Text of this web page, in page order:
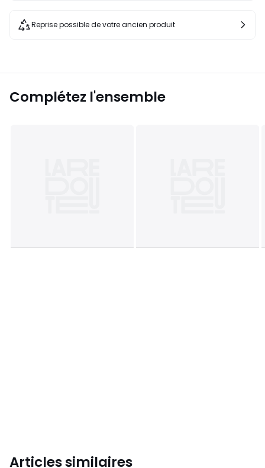
Reprise possible de votre ancien produit
Complétez l'ensemble
Articles similaires